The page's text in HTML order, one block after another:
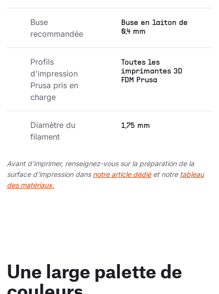
Buse
recommandée
Buse en laiton de
0,4 mm
Profils
d'impression
Prusa pris en
charge
Toutes les
imprimantes 3D
FDM Prusa
Diamètre du
filament
1,75 mm
Avant d'imprimer, renseignez-vous sur la préparation de la
surface d'impression dans notre article dédiéet notre tableau
des matériaux.
Une large palette de